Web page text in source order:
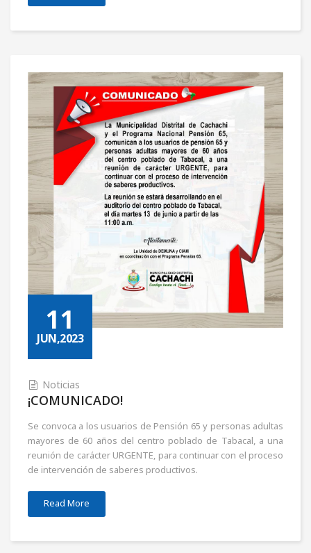
11
JUN,2023
Noticias
¡COMUNICADO!
Se convoca a los usuarios de Pensión 65 y personas adultas
mayores de 60 años del centro poblado de Tabacal, a una
reunión de carácter URGENTE, para continuar con el proceso
de intervención de saberes productivos.
Read More